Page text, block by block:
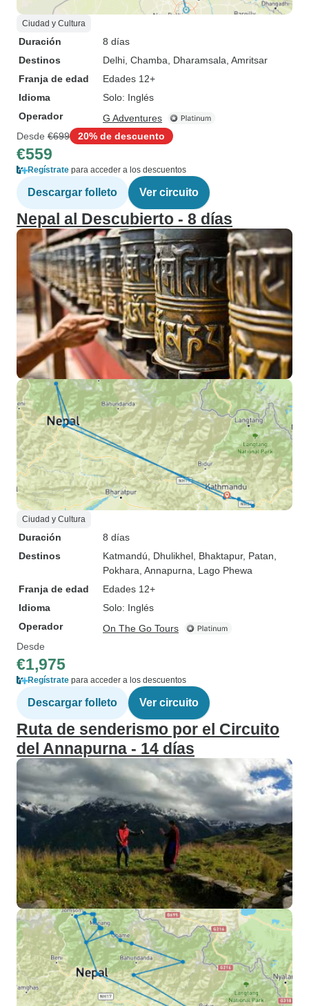
Ciudad y Cultura
Duración
8 días
Destinos
Delhi , Chamba , Dharamsala , Amritsar
Franja de edad
Edades 12+
Idioma
Solo: Inglés
Operador
G Adventures
Desde €699 20% de descuento
€559
Regístrate para acceder a los descuentos
Descargar folleto Ver circuito
Nepal al Descubierto - 8 días
Ciudad y Cultura
Duración
8 días
Destinos
Katmandú , Dhulikhel , Bhaktapur, Patan
Pokhara , Annapurna , Lago Phewa
Franja de edad
Edades 12+
Idioma
Solo: Inglés
Operador
On The Go Tours
Desde
€1,975
Regístrate para acceder a los descuentos
Descargar folleto Ver circuito
Ruta de senderismo por el Circuito
del Annapurna - 14 días